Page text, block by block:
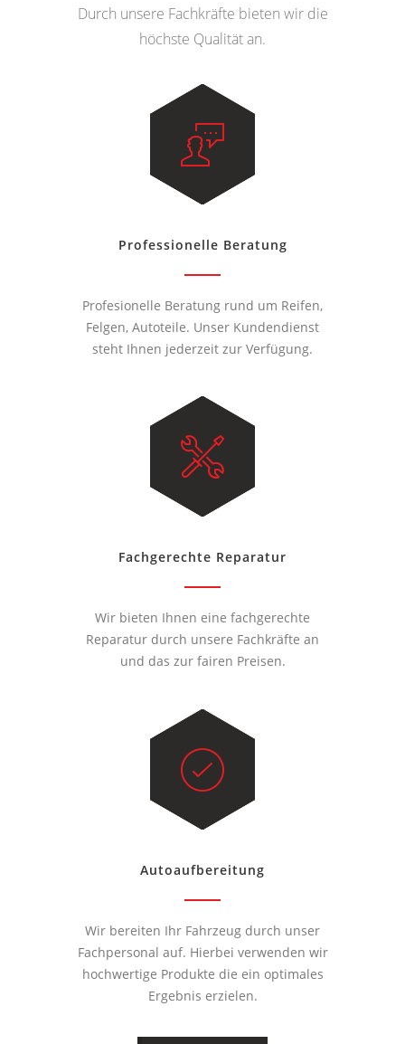
Durch unsere Fachkräfte bieten wir die
höchste Qualität an.
Professionelle Beratung
Profesionelle Beratung rund um Reifen,
Felgen, Autoteile. Unser Kundendienst
steht Ihnen jederzeit zur Verfügung.
Fachgerechte Reparatur
Wir bieten Ihnen eine fachgerechte
Reparatur durch unsere Fachkräfte an
und das zur fairen Preisen.
Autoaufbereitung
Wir bereiten Ihr Fahrzeug durch unser
Fachpersonal auf. Hierbei verwenden wir
hochwertige Produkte die ein optimales
Ergebnis erzielen.